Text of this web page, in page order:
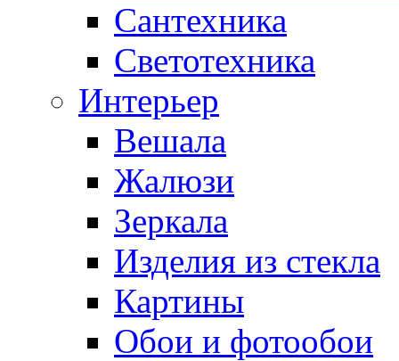
Сантехника
Светотехника
Интерьер
Вешала
Жалюзи
Зеркала
Изделия из стекла
Картины
Обои и фотообои